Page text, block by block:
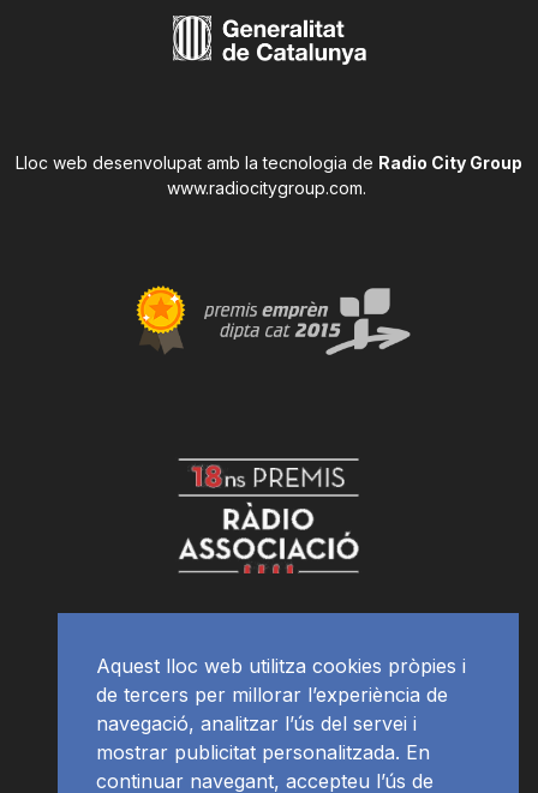
Lloc web desenvolupat amb la tecnologia de Radio City Group
www.radiocitygroup.com.
Aquest lloc web utilitza cookies pròpies i
de tercers per millorar l’experiència de
navegació, analitzar l’ús del servei i
mostrar publicitat personalitzada. En
continuar navegant, accepteu l’ús de